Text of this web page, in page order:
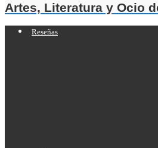
Artes, Literatura y Ocio
Reseñas